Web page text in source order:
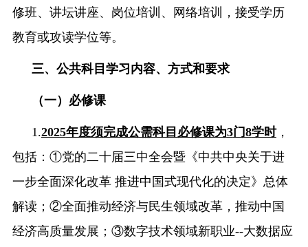
修班、讲坛讲座、岗位培训、网络培训，接受学历
教育或攻读学位等。
三、公共科目学习内容、方式和要求
（一）必修课
1.2025年度须完成公需科目必修课为3门8学时，
包括：①党的二十届三中全会暨《中共中央关于进
一步全面深化改革 推进中国式现代化的决定》总体
解读；②全面推动经济与民生领域改革，推动中国
经济高质量发展；③数字技术领域新职业--大数据应